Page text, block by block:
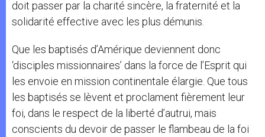
doit passer par la charité sincère, la fraternité et la
solidarité effective avec les plus démunis.
Que les baptisés d’Amérique deviennent donc
‘disciples missionnaires’ dans la force de l’Esprit qui
les envoie en mission continentale élargie. Que tous
les baptisés se lèvent et proclament fièrement leur
foi, dans le respect de la liberté d’autrui, mais
conscients du devoir de passer le flambeau de la foi